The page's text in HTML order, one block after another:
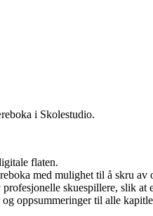
i Skolestudio.
flaten.
med mulighet til å skru
skuespillere, slik
oppsummeringer til alle